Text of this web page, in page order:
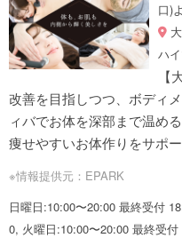
口)
ハ
【
改善を目指しつつ、ボディ
ィバでお体を深部まで温め
痩せやすいお体作りをサポ
※情報提供元：EPARK
日曜日:10:00〜20:00 最終受付
0, 火曜日:10:00〜20:00 最終受